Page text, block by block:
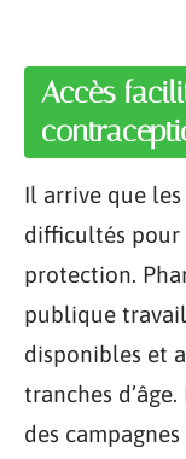
Accès
Il arrive que
difficultés pour
protection.
publique
disponibles et
tranches
des